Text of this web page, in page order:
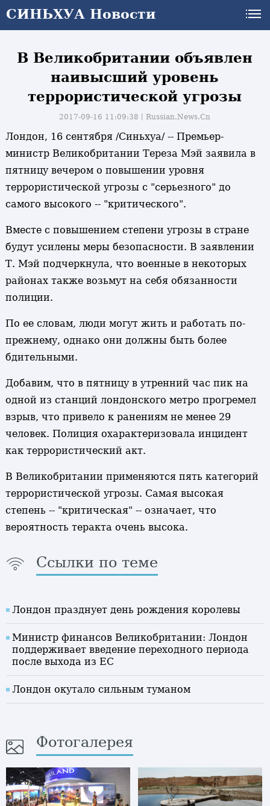
СИНЬХУА Новости
В Великобритании объявлен
наивысший уровень
террористической угрозы
2017-09-16 11:09:38丨Russian.News.Cn
Лондон, 16 сентября /Синьхуа/ -- Премьер-
министр Великобритании Тереза Мэй заявила в
пятницу вечером о повышении уровня
террористической угрозы с "серьезного" до
самого высокого -- "критического".
Вместе с повышением степени угрозы в стране
будут усилены меры безопасности. В заявлении
Т. Мэй подчеркнула, что военные в некоторых
районах также возьмут на себя обязанности
полиции.
По ее словам, люди могут жить и работать по-
прежнему, однако они должны быть более
бдительными.
Добавим, что в пятницу в утренний час пик на
одной из станций лондонского метро прогремел
взрыв, что привело к ранениям не менее 29
человек. Полиция охарактеризовала инцидент
как террористический акт.
В Великобритании применяются пять категорий
террористической угрозы. Самая высокая
степень -- "критическая" -- означает, что
вероятность теракта очень высока.
Ссылки по теме
Лондон празднует день рождения королевы
Министр финансов Великобритании: Лондон
поддерживает введение переходного периода
после выхода из ЕС
Лондон окутало сильным туманом
Фотогалерея